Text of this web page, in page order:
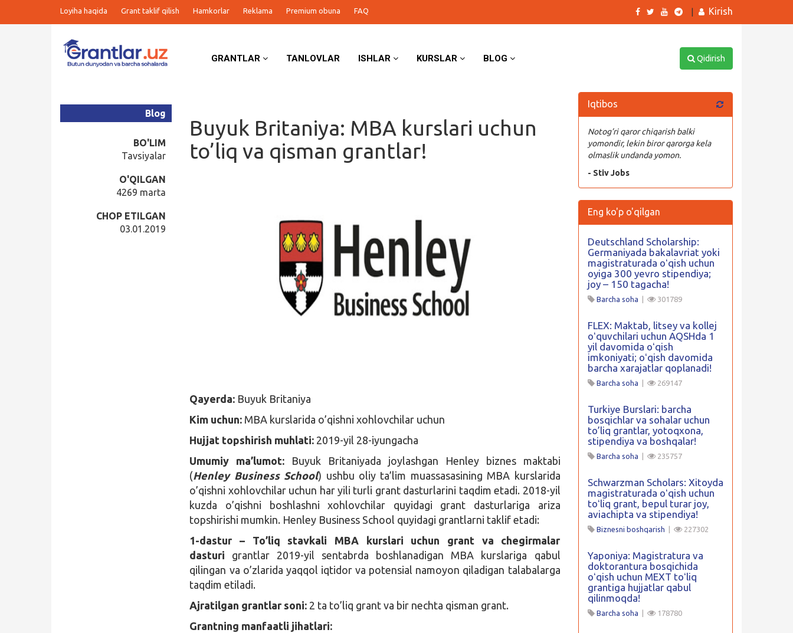
Loyiha haqida Grant taklif qilish Hamkorlar Reklama Premium obuna FAQ Kirish
GRANTLAR TANLOVLAR ISHLAR KURSLAR BLOG Qidirish
Buyuk Britaniya: MBA kurslari uchun
to’liq va qisman grantlar!
Blog
BO'LIM
Tavsiyalar
O'QILGAN
4269 marta
CHOP ETILGAN
03.01.2019
Qayerda: Buyuk Britaniya
Kim uchun: MBA kurslarida o’qishni xohlovchilar uchun
Hujjat topshirish muhlati: 2019-yil 28-iyungacha
Umumiy ma’lumot: Buyuk Britaniyada joylashgan Henley biznes maktabi
(Henley Business School) ushbu oliy ta’lim muassasasining MBA kurslarida
o’qishni xohlovchilar uchun har yili turli grant dasturlarini taqdim etadi. 2018-yil
kuzda o’qishni boshlashni xohlovchilar quyidagi grant dasturlariga ariza
topshirishi mumkin. Henley Business School quyidagi grantlarni taklif etadi:
1-dastur – To’liq stavkali MBA kurslari uchun grant va chegirmalar
dasturi grantlar 2019-yil sentabrda boshlanadigan MBA kurslariga qabul
qilingan va o’zlarida yaqqol iqtidor va potensial namoyon qiladigan talabalarga
taqdim etiladi.
Ajratilgan grantlar soni: 2 ta to’liq grant va bir nechta qisman grant.
Grantning manfaatli jihatlari:
Iqtibos
Notog’ri qaror chiqarish balki
yomondir, lekin biror qarorga kela
olmaslik undanda yomon.
- Stiv Jobs
Eng ko'p o'qilgan
Deutschland Scholarship:
Germaniyada bakalavriat yoki
magistraturada oʻqish uchun
oyiga 300 yevro stipendiya;
joy – 150 tagacha!
Barcha soha 301789
FLEX: Maktab, litsey va kollej
oʻquvchilari uchun AQSHda 1
yil davomida oʻqish
imkoniyati; oʻqish davomida
barcha xarajatlar qoplanadi!
Barcha soha 269147
Turkiye Burslari: barcha
bosqichlar va sohalar uchun
to’liq grantlar, yotoqxona,
stipendiya va boshqalar!
Barcha soha 235757
Schwarzman Scholars: Xitoyda
magistraturada oʻqish uchun
toʻliq grant, bepul turar joy,
aviachipta va stipendiya!
Biznesni boshqarish 227302
Yaponiya: Magistratura va
doktorantura bosqichida
oʻqish uchun MEXT toʻliq
grantiga hujjatlar qabul
qilinmoqda!
Barcha soha 178780